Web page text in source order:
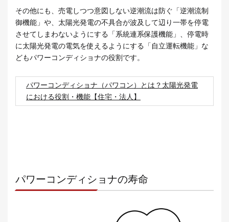
その他にも、売電しつつ意図しない逆潮流は防ぐ「逆潮流制
御機能」や、太陽光発電の不具合が波及して辺り一帯を停電
させてしまわないようにする「系統連系保護機能」、停電時
に太陽光発電の電気を使えるようにする「自立運転機能」な
どもパワーコンディショナの役割です。
パワーコンディショナ（パワコン）とは？太陽光発電
における役割・機能【住宅・法人】
パワーコンディショナの寿命